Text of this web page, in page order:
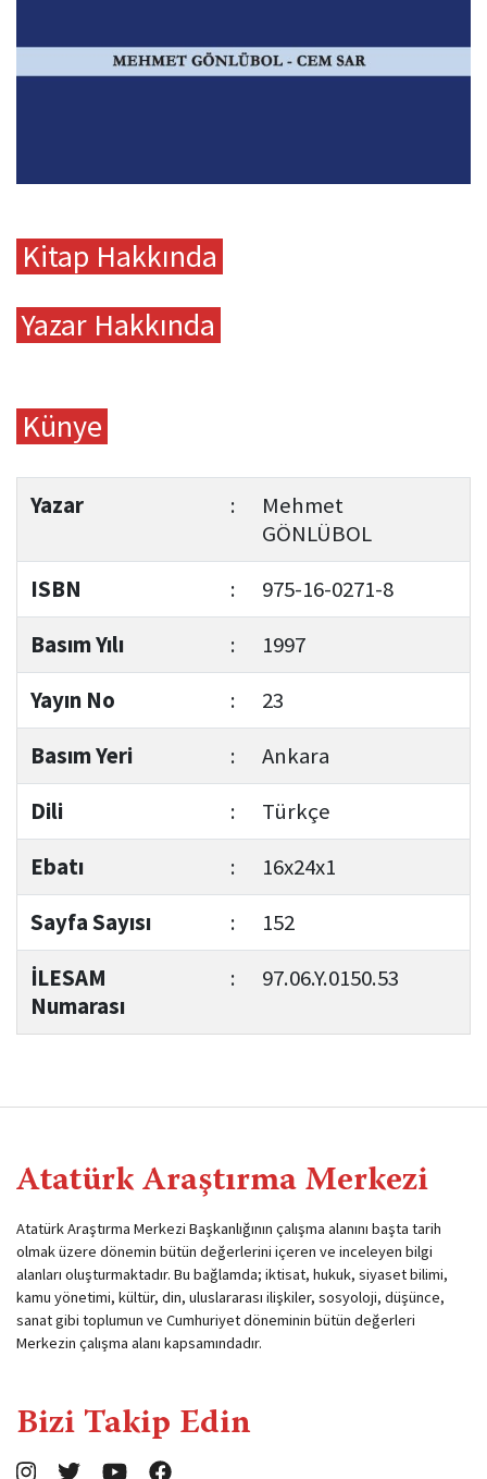
Kitap Hakkında
Yazar Hakkında
Künye
Yazar :
Mehmet
GÖNLÜBOL
ISBN
:
975-16-0271-8
Basım Yılı
:
1997
Yayın No
:
23
Basım Yeri
:
Ankara
Dili
:
Türkçe
Ebatı
:
16x24x1
Sayfa Sayısı
:
152
İLESAM
Numarası
: 97.06.Y.0150.53
Atatürk Araştırma Merkezi
Atatürk Araştırma Merkezi Başkanlığının çalışma alanını başta tarih
olmak üzere dönemin bütün değerlerini içeren ve inceleyen bilgi
alanları oluşturmaktadır. Bu bağlamda; iktisat, hukuk, siyaset bilimi,
kamu yönetimi, kültür, din, uluslararası ilişkiler, sosyoloji, düşünce,
sanat gibi toplumun ve Cumhuriyet döneminin bütün değerleri
Merkezin çalışma alanı kapsamındadır.
Bizi Takip Edin